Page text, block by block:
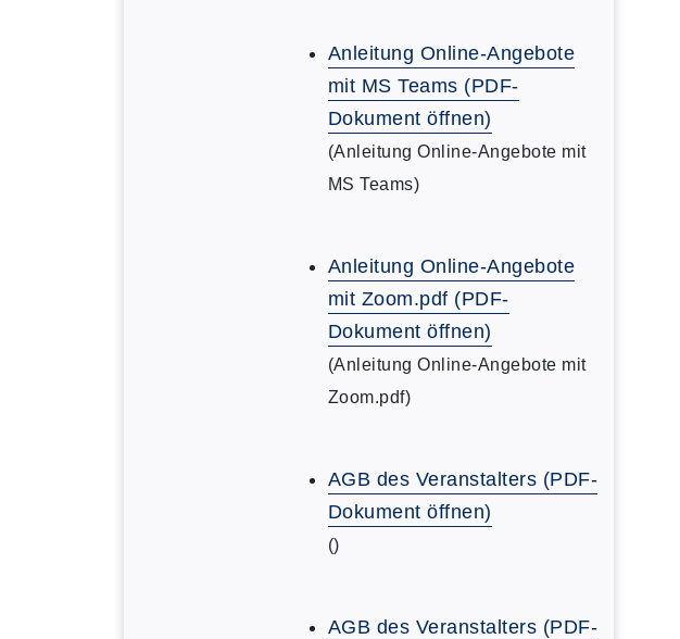
Anleitung Online-Angebote
mit MS Teams (PDF-
Dokument öffnen)
(Anleitung Online-Angebote mit
MS Teams)
Anleitung Online-Angebote
mit Zoom.pdf (PDF-
Dokument öffnen)
(Anleitung Online-Angebote mit
Zoom.pdf)
AGB des Veranstalters (PDF-
Dokument öffnen)
()
AGB des Veranstalters (PDF-